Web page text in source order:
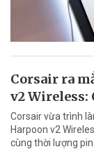
Corsair ra
v2 Wireless:
Corsair vừa trình
Harpoon v2
cùng thời lượng pin